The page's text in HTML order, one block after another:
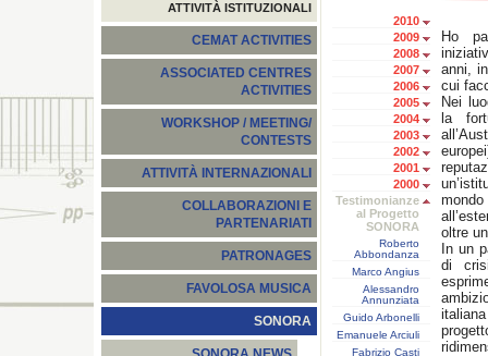
ATTIVITÀ ISTITUZIONALI
CEMAT ACTIVITIES
ASSOCIATED CENTRES
ACTIVITIES
WORKSHOP / MEETING/
CONTESTS
ATTIVITÀ INTERNAZIONALI
COLLABORAZIONI E
PARTENARIATI
PATRONAGES
FAVOLOSA MUSICA
SONORA
2010
2009
2008
2007
2006
2005
2004
2003
2002
2001
2000
Testimonianze
al Progetto
SONORA
Roberto
Abbondanza
Marco Angius
Alessandro
Annunziata
Guido Arbonelli
Emanuele Arciuli
Fabrizio Casti
Ho
anni,
cui
Nei
la
oltre
In un
di